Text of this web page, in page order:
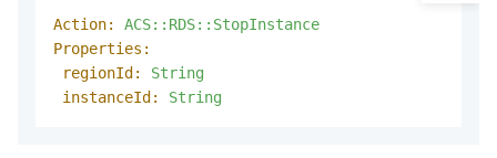
Action:
ACS::RDS::StopInstance
Properties:
regionId:
String
instanceId:
String